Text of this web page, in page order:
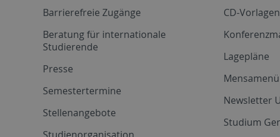
Barrierefreie Zugänge
Beratung für internationale
Studierende
Presse
Semestertermine
Stellenangebote
Studienorganisation
CD-Vorlagen
Lagepläne
Mensamenü
Newsletter
Studium